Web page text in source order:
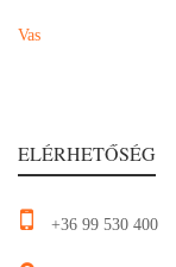
Vas
ELÉRHETŐSÉG
+36 99 530 400